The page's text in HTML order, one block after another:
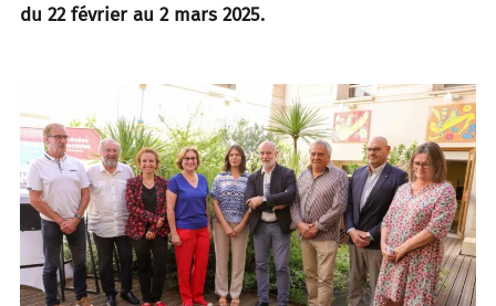
du 22 février au 2 mars 2025.